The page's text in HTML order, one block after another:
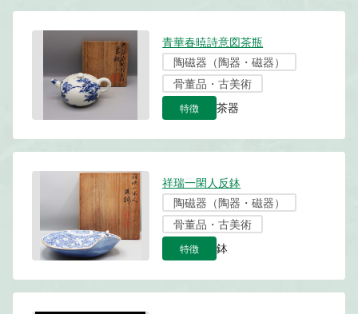
青華春暁詩意図茶瓶
陶磁器（陶器・磁器）
骨董品・古美術
特徴 茶器
祥瑞一閑人反鉢
陶磁器（陶器・磁器）
骨董品・古美術
特徴 鉢